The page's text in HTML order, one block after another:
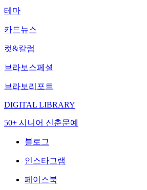
테마
카드뉴스
컷&칼럼
브라보스페셜
브라보리포트
DIGITAL LIBRARY
50+ 시니어 신춘문예
블로그
인스타그램
페이스북